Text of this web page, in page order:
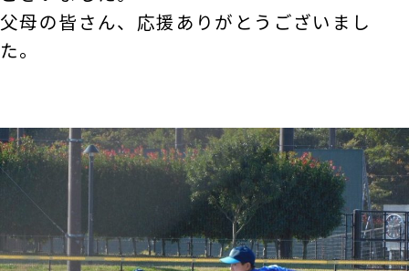
父母の皆さん、応援ありがとうございまし
た。